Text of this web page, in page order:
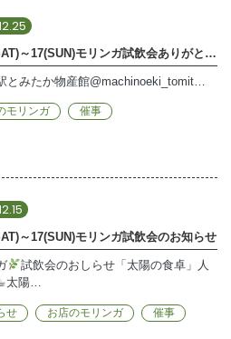
12/16(SAT)～17(SUN)モリンガ試飲会ありがとうございました
とみたか物産館@machinoeki_tomit…
モリンガ 催事
～17(SUN)モリンガ試飲会のお知らせ
試飲会のおしらせ「太陽の食卓」人
太陽…
せ お店のモリンガ 催事